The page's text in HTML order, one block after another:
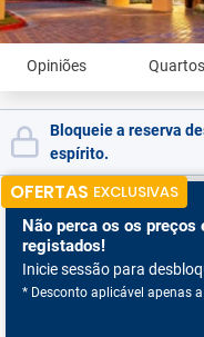
Opiniões Quartos
Bloqueie a reserva
espírito.
OFERTAS EXCLUSIVAS
Não perca os os preços
registados!
Inicie sessão para
* Desconto aplicável apenas